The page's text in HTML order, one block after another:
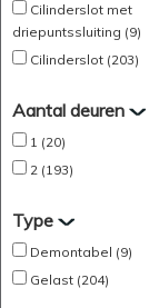
Cilinderslot met
driepuntssluiting (9)
Cilinderslot (203)
Aantal deuren
1 (20)
2 (193)
Type
Demontabel (9)
Gelast (204)